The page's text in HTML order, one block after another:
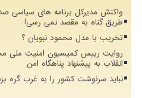
واکنش مدیرکل برنامه های سیاسی
طریق گناه به مقصد نمی رسی!
تخریب با مدل محمود نبویان ؟
روایت رییس کمیسیون امنیت ملی
انقلاب به پیشنهاد پناهگاه امن
نباید سرنوشت کشور را به غرب گره